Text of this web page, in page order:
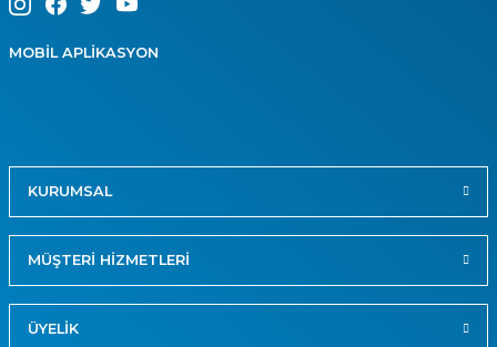
MOBİL APLİKASYON
KURUMSAL
MÜŞTERİ HİZMETLERİ
ÜYELİK